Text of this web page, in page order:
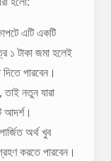
এটি একটি
১ টাকা জমা হলেই
পারবেন।
তাই নতুন যারা
আদর্শ।
অর্থ খুব
করতে পারবেন।